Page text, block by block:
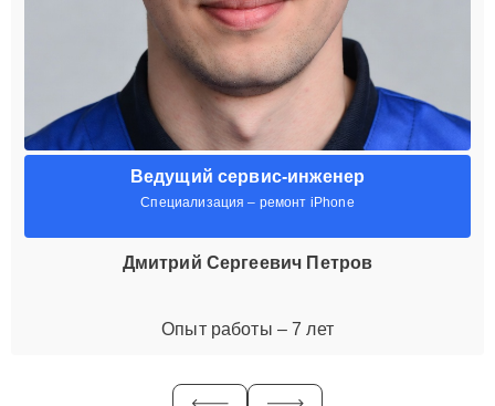
Ведущий сервис-инженер
Специализация – ремонт iPhone
Дмитрий Сергеевич Петров
Опыт работы – 7 лет